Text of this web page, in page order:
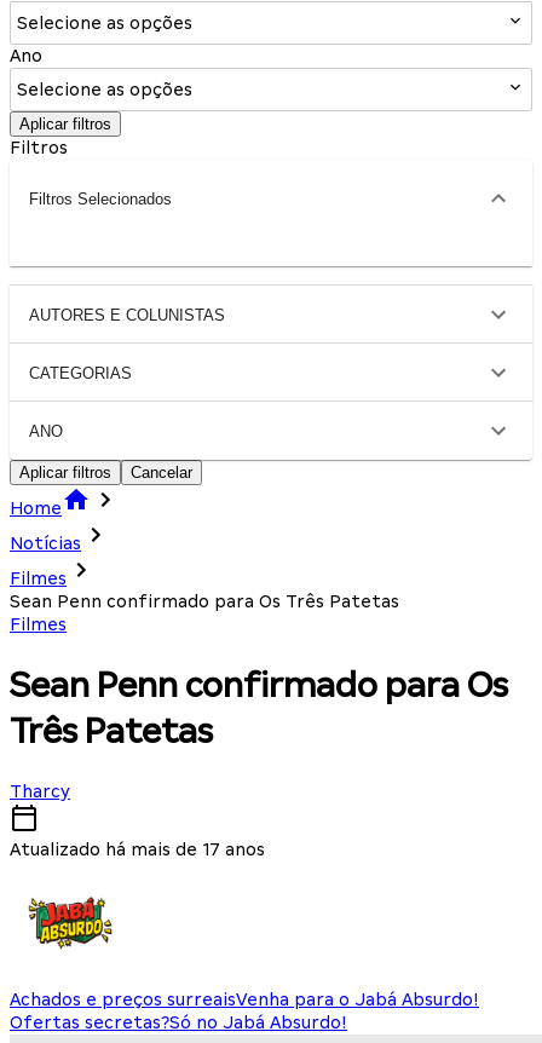
Selecione as opções
Ano
Selecione as opções
Aplicar filtros
Filtros
Filtros Selecionados
AUTORES E COLUNISTAS
CATEGORIAS
ANO
Aplicar filtros Cancelar
Home
Notícias
Filmes
Sean Penn confirmado para Os Três Patetas
Filmes
Sean Penn confirmado para Os
Três Patetas
Tharcy
Atualizado há mais de 17 anos
Achados e preços surreaisVenha para o Jabá Absurdo!
Ofertas secretas?Só no Jabá Absurdo!